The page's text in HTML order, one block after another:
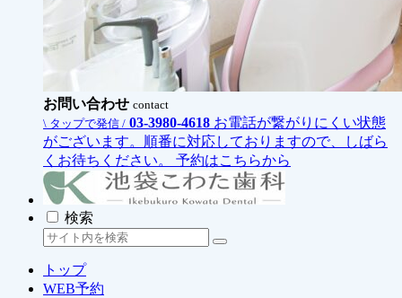
お問い合わせ contact
\ タップで発信 / 03-3980-4618 お電話が繋がりにくい状態
がございます。順番に対応しておりますので、しばら
くお待ちください。
予約はこちらから
検索
トップ
WEB予約